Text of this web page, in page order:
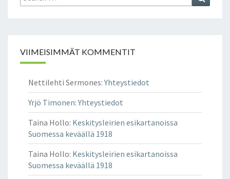
for:
VIIMEISIMMÄT KOMMENTIT
Nettilehti Sermones:Yhteystiedot
Yrjö Timonen:Yhteystiedot
Taina Hollo: Keskitysleirien esikartanoissa
Suomessa keväällä 1918
Taina Hollo: Keskitysleirien esikartanoissa
Suomessa keväällä 1918